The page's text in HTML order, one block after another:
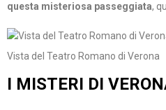
questa misteriosa passeggiata,
Vista del Teatro Romano di Verona
I MISTERI DI